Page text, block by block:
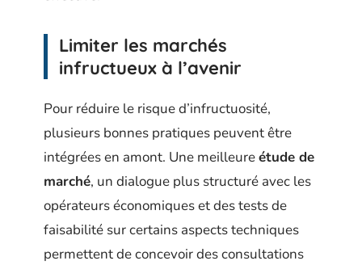
Limiter les marchés
infructueux à l’avenir
Pour réduire le risque d’infructuosité,
plusieurs bonnes pratiques peuvent être
intégrées en amont. Une meilleureétude de
marché, un dialogue plus structuré avec les
opérateurs économiques et des tests de
faisabilité sur certains aspects techniques
permettent de concevoir des consultations